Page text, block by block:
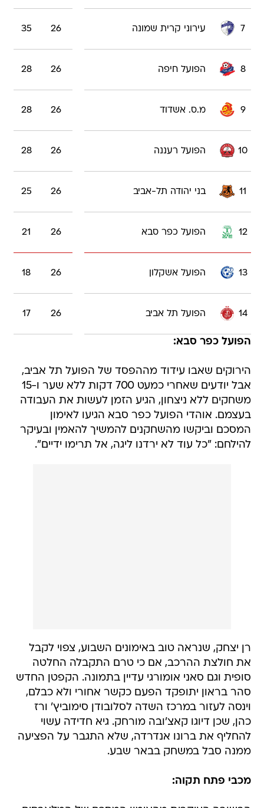
7 עירוני קרית שמונה 26
35
8 הפועל חיפה 26
28
9 מ.ס. אשדוד 26
28
10 הפועל רעננה 26
28
11 בני יהודה תל-אביב 26
25
12 הפועל כפר סבא 26
21
13 הפועל אשקלון 26
18
14 הפועל תל אביב 26
17
הפועל כפר סבא:
הירוקים שאבו עידוד מההפסד של הפועל תל אביב,
אבל יודעים שאחרי כמעט 700 דקות ללא שער ו-15
משחקים ללא ניצחון, הגיע הזמן לעשות את העבודה
בעצמם. אוהדי הפועל כפר סבא הגיעו לאימון
המסכם וביקשו מהשחקנים להמשיך להאמין ובעיקר
להילחם: "כל עוד לא ירדנו ליגה, אל תרימו ידיים".
רן יצחק, שנראה טוב באימונים השבוע, צפוי לקבל
את חולצת ההרכב, אם כי טרם התקבלה החלטה
סופית וגם סאני אומורגי עדיין בתמונה. הקפטן החדש
סהר בראון יתופקד הפעם כקשר אחורי ולא כבלם,
וינסה לעזור במרכז השדה לסלובודן סימוביץ' ורז
כהן, שכן דיוגו קאצ'ובה מורחק. גיא חדידה עשוי
להחליף את ברונו אנדרדה, שלא התגבר על הפציעה
ממנה סבל במשחק בבאר שבע.
מכבי פתח תקוה: